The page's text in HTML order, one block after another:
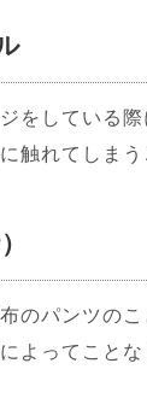
をしている
触れてしまう
のパンツのこ
よってことな